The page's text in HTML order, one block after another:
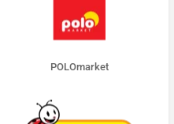
POLOmarket